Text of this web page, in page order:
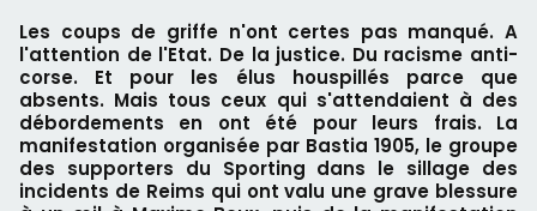
Les coups de griffe n'ont certes pas manqué. A
l'attention de l'Etat. De la justice. Du racisme anti-
corse. Et pour les élus houspillés parce que
absents. Mais tous ceux qui s'attendaient à des
débordements en ont été pour leurs frais. La
manifestation organisée par Bastia 1905, le groupe
des supporters du Sporting dans le sillage des
incidents de Reims qui ont valu une grave blessure